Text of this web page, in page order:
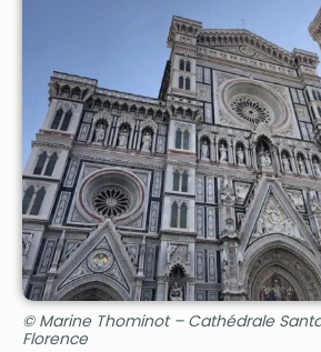
© Marine Thominot – Cathédrale
Florence